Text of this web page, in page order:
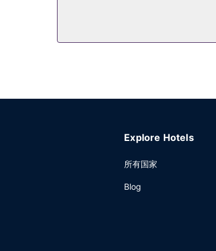
特色服务/设施包括免费高速有线上
Explore Hotels
所有国家
Blog